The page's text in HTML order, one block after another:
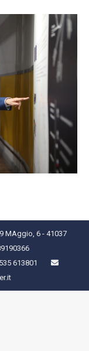
MAggio, 6 - 41037
613801